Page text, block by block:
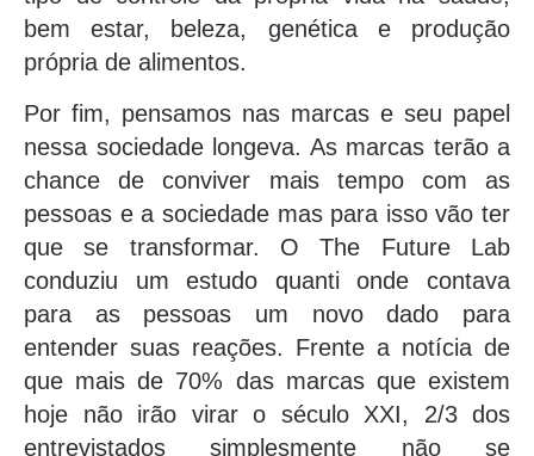
bem estar, beleza, genética e produção
própria de alimentos.
Por fim, pensamos nas marcas e seu papel
nessa sociedade longeva. As marcas terão a
chance de conviver mais tempo com as
pessoas e a sociedade mas para isso vão ter
que se transformar. O The Future Lab
conduziu um estudo quanti onde contava
para as pessoas um novo dado para
entender suas reações. Frente a notícia de
que mais de 70% das marcas que existem
hoje não irão virar o século XXI, 2/3 dos
entrevistados simplesmente não se